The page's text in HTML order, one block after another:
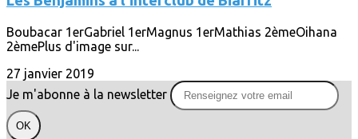
Boubacar 1erGabriel 1erMagnus 1erMathias 2èmeOihana
2èmePlus d'image sur...
27 janvier 2019
Je m'abonne à la newsletter
OK